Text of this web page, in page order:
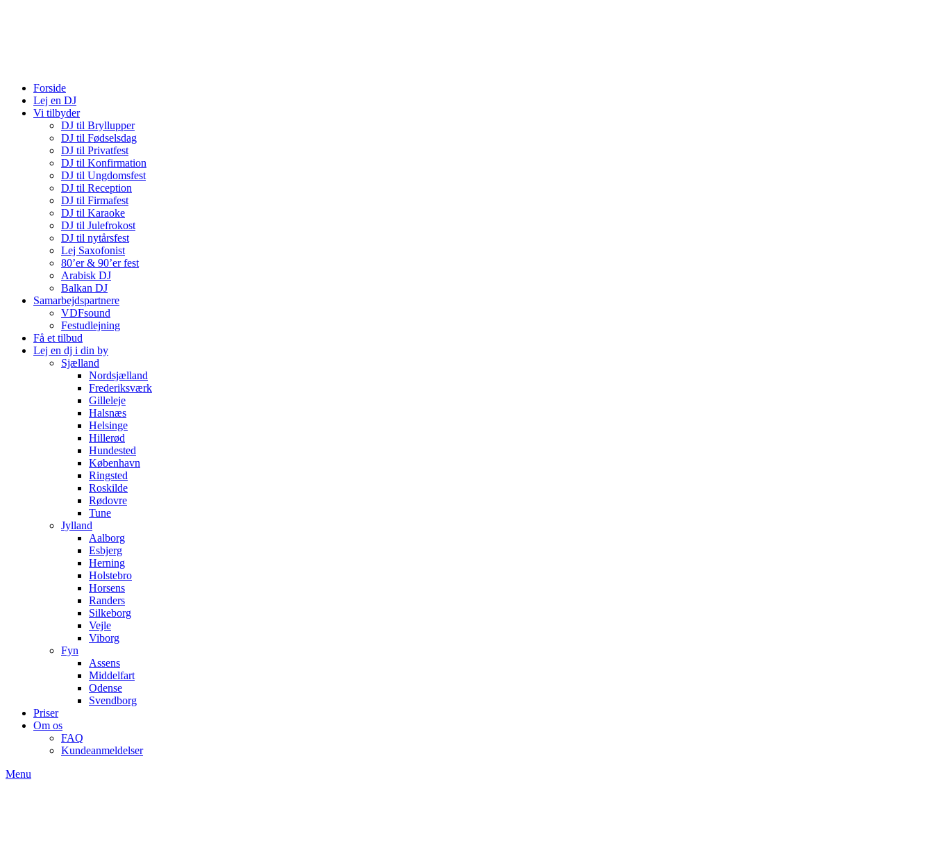
Forside
Lej en DJ
Vi tilbyder
DJ til Bryllupper
DJ til Fødselsdag
DJ til Privatfest
DJ til Konfirmation
DJ til Ungdomsfest
DJ til Reception
DJ til Firmafest
DJ til Karaoke
DJ til Julefrokost
DJ til nytårsfest
Lej Saxofonist
80’er & 90’er fest
Arabisk DJ
Balkan DJ
Samarbejdspartnere
VDFsound
Festudlejning
Få et tilbud
Lej en dj i din by
Sjælland
Nordsjælland
Frederiksværk
Gilleleje
Halsnæs
Helsinge
Hillerød
Hundested
København
Ringsted
Roskilde
Rødovre
Tune
Jylland
Aalborg
Esbjerg
Herning
Holstebro
Horsens
Randers
Silkeborg
Vejle
Viborg
Fyn
Assens
Middelfart
Odense
Svendborg
Priser
Om os
FAQ
Kundeanmeldelser
Menu